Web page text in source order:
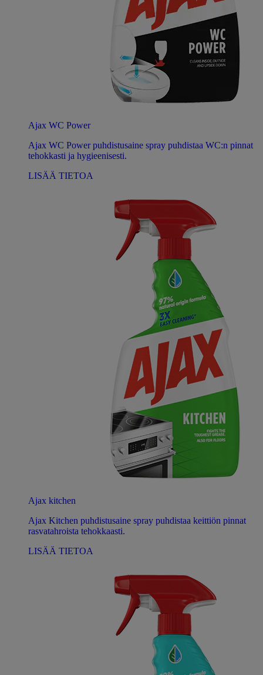
Ajax WC Power
Ajax WC Power puhdistusaine spray puhdistaa WC:n pinnat
tehokkasti ja hygieenisesti.
LISÄÄ TIETOA
Ajax kitchen
Ajax Kitchen puhdistusaine spray puhdistaa keittiön pinnat
rasvatahroista tehokkaasti.
LISÄÄ TIETOA